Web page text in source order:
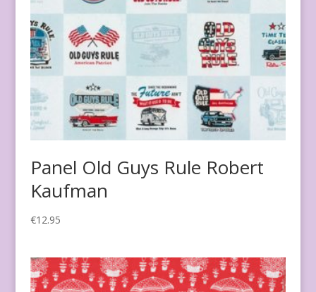
Panel Old Guys Rule Robert
Kaufman
€12.95